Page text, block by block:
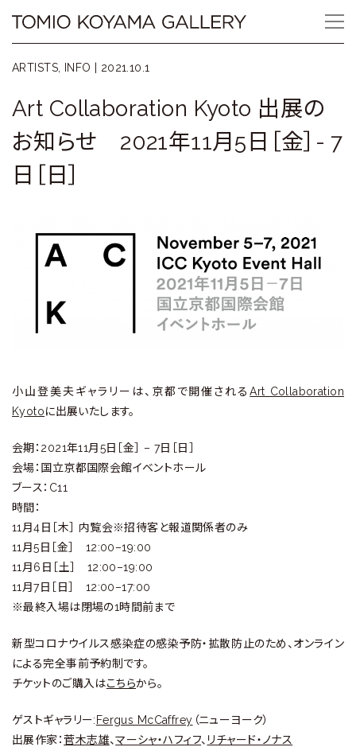
content
Tomio
Koyama
Gallery
小
山
リ
ARTISTS, INFO | 2021.10.1
Art Collaboration Kyoto 出展の
お知らせ 2021年11月5日［金］- 7
日［日］
小山登美夫ギャラリーは、京都で開催されるArt Collaboration
Kyotoに出展いたします。
会期：2021年11月5日［金］ – 7日［日］
会場：国立京都国際会館イベントホール
ブース：C11
時間：
11月4日［木］ 内覧会※招待客と報道関係者のみ
11月5日［金］ 12:00–19:00
11月6日［土］ 12:00–19:00
11月7日［日］ 12:00–17:00
※最終入場は閉場の1時間前まで
新型コロナウイルス感染症の感染予防・拡散防止のため、オンライン
による完全事前予約制です。
チケットのご購入はこちらから。
ゲストギャラリー: Fergus McCaffrey （ニューヨーク）
出展作家：菅木志雄、マーシャ・ハフィフ、 リチャード・ノナス